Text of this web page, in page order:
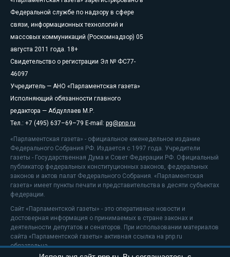
Федеральной службе по надзору в сфере
связи, информационных технологий и
массовых коммуникаций (Роскомнадзор) 05
августа 2011 года. 18+
Свидетельство о регистрации Эл № ФС77-
46097
Учредитель — АНО «Парламентская газета»
Исполняющий обязанности главного
редактора — Абдуллаев М.Р.
Тел.: +7 (495) 637–69–79 E-mail: pg@pnp.ru
«Парламентская газета» - официальное еженедельное издание
Федерального Собрания РФ. Издается с 1997 года. Учредители
газеты - Государственная Дума и Совет Федерации РФ. Официальный
публикатор федеральных конституционных законов, федеральных
законов и актов палат Федерального Собрания. «Парламентская
газета» имеет пункты печати и представительства в десяти субъектах
федерации.
Сайт «Парламентской газеты» - это оперативные новости и
достоверная информация о принимаемых в стране законах и
деятельности депутатов и сенаторов. При использовании материалов
сайта «Парламентской газеты» активная ссылка на pnp.ru
обязательна.